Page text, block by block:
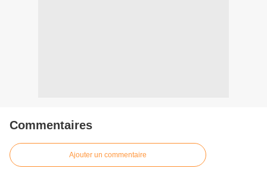
Commentaires
Ajouter un commentaire